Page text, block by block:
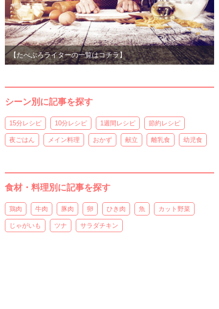
【たべぷろライターの一覧はコチラ】
シーン別に記事を探す
15分レシピ 10分レシピ 1週間レシピ 節約レシピ
夜ごはん メイン料理 おかず 献立 離乳食 幼児食
食材・料理別に記事を探す
鶏肉 牛肉 豚肉 卵 ひき肉 魚 カット野菜
じゃがいも ツナ サラダチキン